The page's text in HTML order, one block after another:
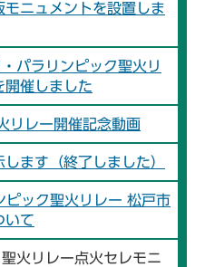
ニュメントを設置しま
パラリンピック聖火リ
開催しました
リレー開催記念動画
ます（終了しました）
ック聖火リレー 松戸市
いて
火リレー点火セレモニ